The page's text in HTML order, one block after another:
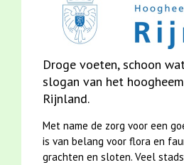
Droge voeten, schoon
slogan van het
Rijnland.
Met name de zorg voor een
is van belang voor flora en
grachten en sloten. Veel